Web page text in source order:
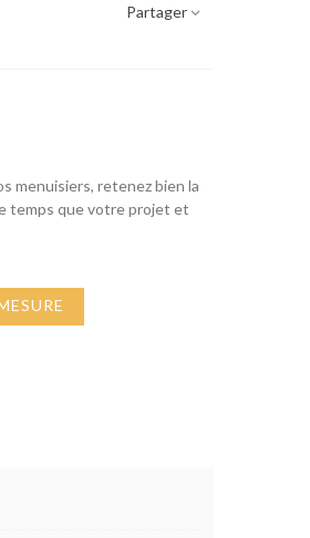
Partager
menuisiers, retenez bien la
temps que votre projet et